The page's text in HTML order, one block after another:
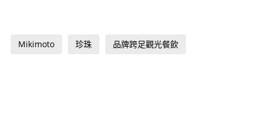
Mikimoto 珍珠 品牌跨足觀光餐飲